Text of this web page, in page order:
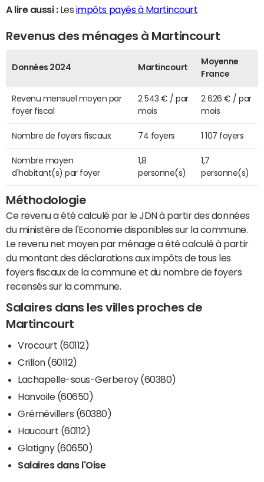
A lire aussi :Les impôts payés à Martincourt
Revenus des ménages à Martincourt
Données 2024 Martincourt
Moyenne
France
Revenu mensuel moyen par
foyer fiscal
2 543 € / par
mois
2 626 € / par
mois
Nombre de foyers fiscaux 74 foyers 1 107 foyers
Nombre moyen
d'habitant(s) par foyer
1,8
personne(s)
1,7
personne(s)
Méthodologie
Ce revenu a été calculé par le JDN à partir des données
du ministère de l'Economie disponibles sur la commune.
Le revenu net moyen par ménage a été calculé à partir
du montant des déclarations aux impôts de tous les
foyers fiscaux de la commune et du nombre de foyers
recensés sur la commune.
Salaires dans les villes proches de
Martincourt
Vrocourt (60112)
Crillon (60112)
Lachapelle-sous-Gerberoy (60380)
Hanvoile (60650)
Grémévillers (60380)
Haucourt (60112)
Glatigny (60650)
Salaires dans l'Oise